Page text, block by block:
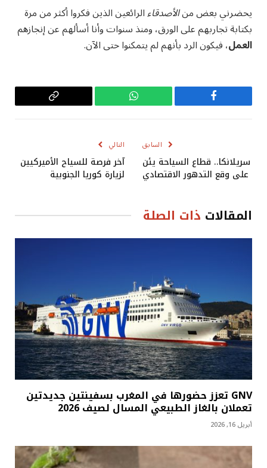
يحضرني بعض منالأصدقاءالرائعين الذين فكروا أكثر من مرة
بكتابة تجاربهم على الورق، ومنذ سنوات وأنا أسألهم عن إنجازهم
العمل، فيكون الرد بأنهم لم يتمكنوا حتى الآن.
فيسبوك واتساب
Copy
السابق
سريلانكا.. قطاع السياحة يئن
على وقع التدهور الاقتصادي
التالي
آخر فرصة للسياح الأميركيين
لزيارة كوريا الجنوبية
المقالات ذات الصلة
GNV تعزز حضورها في المغرب بسفينتين جديدتين
تعملان بالغاز الطبيعي المسال لصيف 2026
أبريل 16, 2026